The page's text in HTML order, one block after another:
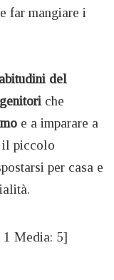
far mangiare i
abitudini del
che
e a imparare a
il piccolo
per casa e
1 Media: 5]